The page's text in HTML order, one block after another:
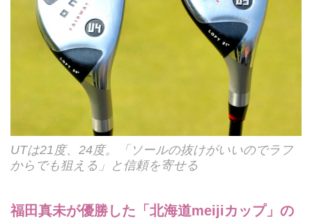
UTは21度、24度。「ソールの抜けがいいのでラフ
からでも狙える」と信頼を寄せる
福田真未が優勝した「北海道meijiカップ」の